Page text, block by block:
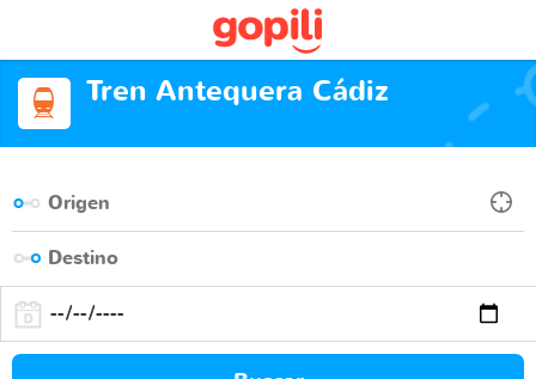
Tren Antequera Cádiz